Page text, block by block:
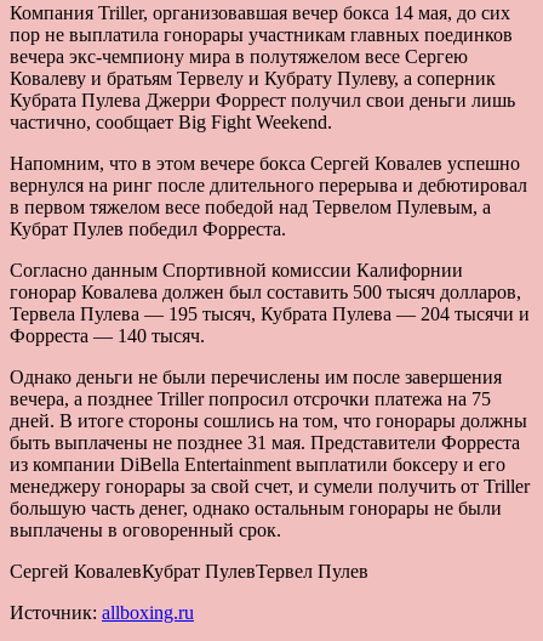
Компания Triller, организовавшая вечер бокса 14 мая, до сих
пор не выплатила гонорары участникам главных поединков
вечера экс-чемпиону мира в полутяжелом весе Сергею
Ковалеву и братьям Тервелу и Кубрату Пулеву, а соперник
Кубрата Пулева Джерри Форрест получил свои деньги лишь
частично, сообщает Big Fight Weekend.
Напомним, что в этом вечере бокса Сергей Ковалев успешно
вернулся на ринг после длительного перерыва и дебютировал
в первом тяжелом весе победой над Тервелом Пулевым, а
Кубрат Пулев победил Форреста.
Согласно данным Спортивной комиссии Калифорнии
гонорар Ковалева должен был составить 500 тысяч долларов,
Тервела Пулева — 195 тысяч, Кубрата Пулева — 204 тысячи и
Форреста — 140 тысяч.
Однако деньги не были перечислены им после завершения
вечера, а позднее Triller попросил отсрочки платежа на 75
дней. В итоге стороны сошлись на том, что гонорары должны
быть выплачены не позднее 31 мая. Представители Форреста
из компании DiBella Entertainment выплатили боксеру и его
менеджеру гонорары за свой счет, и сумели получить от Triller
большую часть денег, однако остальным гонорары не были
выплачены в оговоренный срок.
Сергей КовалевКубрат ПулевТервел Пулев
Источник: allboxing.ru